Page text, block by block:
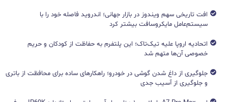
افت تاریخی سهم ویندوز در بازار جهانی؛ اندروید فاصله خود را با
سیستم‌عامل مایکروسافت بیشتر کرد
اتحادیه اروپا علیه تیک‌تاک؛ این پلتفرم به حفاظت از کودکان و حریم
خصوصی آن‌ها متهم شد
جلوگیری از داغ شدن گوشی در خودرو؛ راهکارهای ساده برای محافظت از باتری
و جلوگیری از آسیب جدی